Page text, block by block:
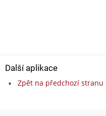
Další aplikace
Zpět na předchozí stranu